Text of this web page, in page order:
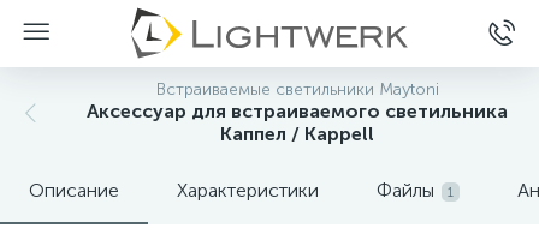
Встраиваемые светильники Maytoni
Аксессуар для встраиваемого светильника
Каппел / Kappell
Описание Характеристики Файлы 1